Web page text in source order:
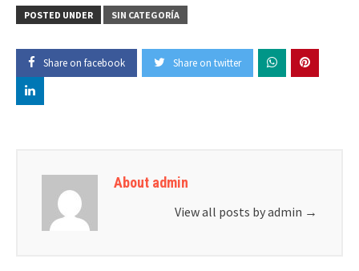
POSTED UNDER SIN CATEGORÍA
Share on facebook Share on twitter
About admin
View all posts by admin →